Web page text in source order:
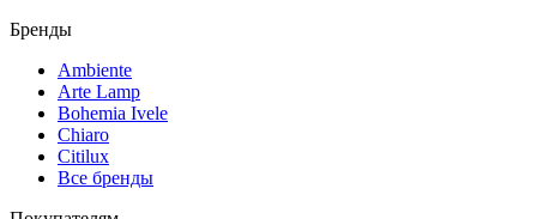
Бренды
Ambiente
Arte Lamp
Bohemia Ivele
Chiaro
Citilux
Все бренды